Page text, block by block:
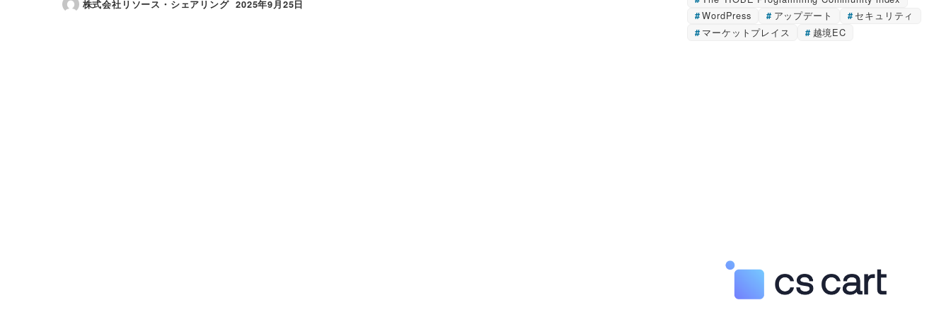
株式会社リソース・シェアリング
投稿日
2025年9月25日
WordPress
アップデート
セキュリティ
マーケットプレイス
越境EC